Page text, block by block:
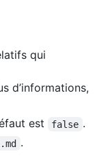
qui
d’informations,
est false .
.